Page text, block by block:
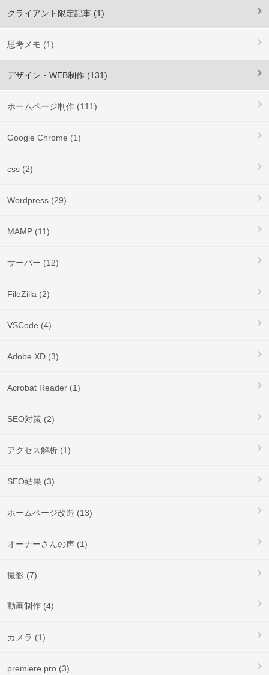
クライアント限定記事 (1)
思考メモ (1)
デザイン・WEB制作 (131)
ホームページ制作 (111)
Google Chrome (1)
css (2)
Wordpress (29)
MAMP (11)
サーバー (12)
FileZilla (2)
VSCode (4)
Adobe XD (3)
Acrobat Reader (1)
SEO対策 (2)
アクセス解析 (1)
SEO結果 (3)
ホームページ改造 (13)
オーナーさんの声 (1)
撮影 (7)
動画制作 (4)
カメラ (1)
premiere pro (3)